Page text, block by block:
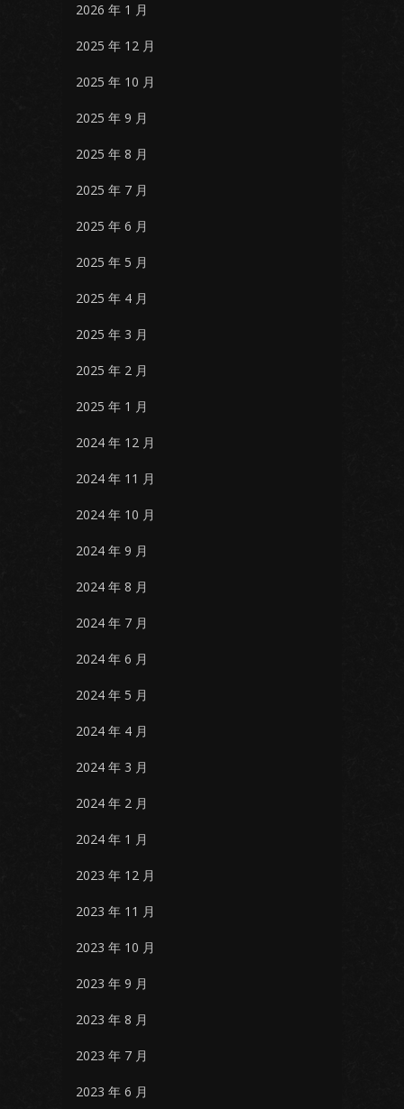
2026 年 1 月
2025 年 12 月
2025 年 10 月
2025 年 9 月
2025 年 8 月
2025 年 7 月
2025 年 6 月
2025 年 5 月
2025 年 4 月
2025 年 3 月
2025 年 2 月
2025 年 1 月
2024 年 12 月
2024 年 11 月
2024 年 10 月
2024 年 9 月
2024 年 8 月
2024 年 7 月
2024 年 6 月
2024 年 5 月
2024 年 4 月
2024 年 3 月
2024 年 2 月
2024 年 1 月
2023 年 12 月
2023 年 11 月
2023 年 10 月
2023 年 9 月
2023 年 8 月
2023 年 7 月
2023 年 6 月